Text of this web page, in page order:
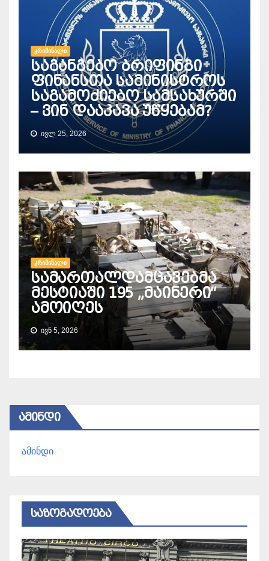
ᲙᲠᲘᲛᲘᲜᲐᲚᲘ
საგანგებო ბრიფინგი
ფინანსთა სამინისტროს
საგამოძიებო სამსახურში
– ვინ დააკავა უწყებამ?
ᲘᲕᲚ 25, 2026
ᲙᲠᲘᲛᲘᲜᲐᲚᲘ
სამართალდამცავებმა
მესტიაში 195 „მაინერი“
ამოიღეს
ᲘᲕᲜ 5, 2026
ᲐᲛᲘᲜᲓᲘ
ამინდი
ᲡᲐᲖᲝᲒᲐᲓᲝᲔᲑᲐ